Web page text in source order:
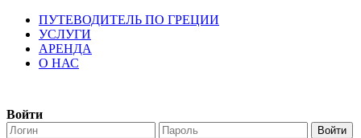
ПУТЕВОДИТЕЛЬ ПО ГРЕЦИИ
УСЛУГИ
АРЕНДА
О НАС
Войти
Войти